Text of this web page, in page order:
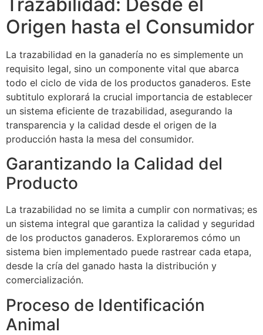
Origen hasta el Consumidor
La trazabilidad en la ganadería no es simplemente un
requisito legal, sino un componente vital que abarca
todo el ciclo de vida de los productos ganaderos. Este
subtitulo explorará la crucial importancia de establecer
un sistema eficiente de trazabilidad, asegurando la
transparencia y la calidad desde el origen de la
producción hasta la mesa del consumidor.
Garantizando la Calidad del
Producto
La trazabilidad no se limita a cumplir con normativas; es
un sistema integral que garantiza la calidad y seguridad
de los productos ganaderos. Exploraremos cómo un
sistema bien implementado puede rastrear cada etapa,
desde la cría del ganado hasta la distribución y
comercialización.
Proceso de Identificación
Animal